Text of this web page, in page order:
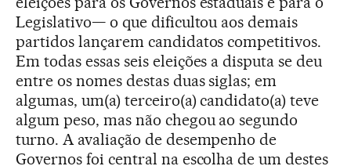
Legislativo— o que dificultou aos demais
partidos lançarem candidatos competitivos.
Em todas essas seis eleições a disputa se deu
entre os nomes destas duas siglas; em
algumas, um(a) terceiro(a) candidato(a) teve
algum peso, mas não chegou ao segundo
turno. A avaliação de desempenho de
Governos foi central na escolha de um destes